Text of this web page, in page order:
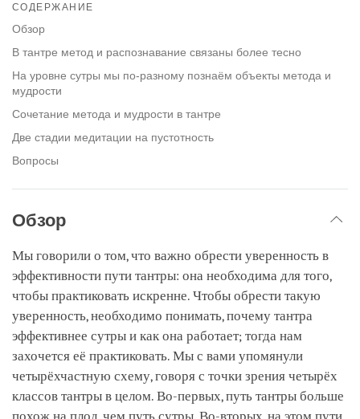
СОДЕРЖАНИЕ
Обзор
В тантре метод и распознавание связаны более тесно
На уровне сутры мы по-разному познаём объекты метода и
мудрости
Сочетание метода и мудрости в тантре
Две стадии медитации на пустотность
Вопросы
Обзор
Мы говорили о том, что важно обрести уверенность в
эффективности пути тантры: она необходима для того,
чтобы практиковать искренне. Чтобы обрести такую
уверенность, необходимо понимать, почему тантра
эффективнее сутры и как она работает; тогда нам
захочется её практиковать. Мы с вами упомянули
четырёхчастную схему, говоря с точки зрения четырёх
классов тантры в целом. Во-первых, путь тантры больше